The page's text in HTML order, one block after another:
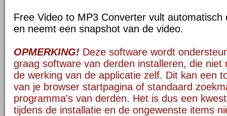
Free Video to MP3 Converter vult
en neemt een snapshot van de video.
OPMERKING! Deze software wordt
graag software van derden installeren, die niet
de werking van de applicatie zelf. Dit kan een
van je browser startpagina of standaard
programma's van derden. Het is dus een
tijdens de installatie en de ongewenste items